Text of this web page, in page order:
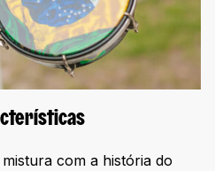
com a história do